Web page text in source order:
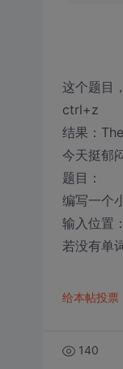
这个题目
ctrl+z
结果：
今天挺郁
题目：
编写一个
输入位置
若没有单
给本帖投票
140